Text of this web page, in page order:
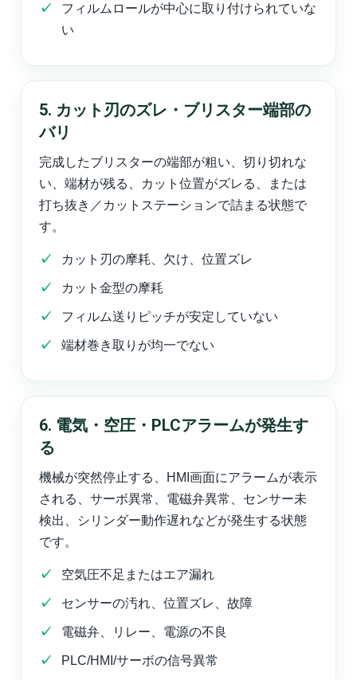
フィルムロールが中心に取り付けられていな
い
5. カット刃のズレ・ブリスター端部の
バリ
完成したブリスターの端部が粗い、切り切れな
い、端材が残る、カット位置がズレる、または
打ち抜き／カットステーションで詰まる状態で
す。
カット刃の摩耗、欠け、位置ズレ
カット金型の摩耗
フィルム送りピッチが安定していない
端材巻き取りが均一でない
6. 電気・空圧・PLCアラームが発生す
る
機械が突然停止する、HMI画面にアラームが表示
される、サーボ異常、電磁弁異常、センサー未
検出、シリンダー動作遅れなどが発生する状態
です。
空気圧不足またはエア漏れ
センサーの汚れ、位置ズレ、故障
電磁弁、リレー、電源の不良
PLC/HMI/サーボの信号異常